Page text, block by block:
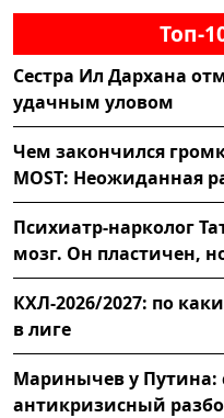
Топ-
Сестра Ил Дархана
удачным уловом
Чем закончился
MOST: Неожиданная
Психиатр-нарколог
мозг. Он пластичен,
КХЛ-2026/2027: по
в лиге
Маринычев у
антикризисный